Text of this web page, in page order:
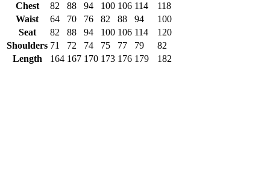
Chest
82 88 94 100 106 114
118
Waist
64 70 76 82 88 94
100
Seat
82 88 94 100 106 114
120
Shoulders 71 72 74 75 77 79
82
Length
164 167 170 173 176 179 182